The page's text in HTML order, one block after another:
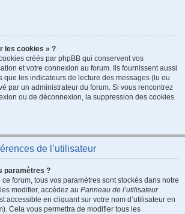
les cookies » ?
créés par phpBB qui conservent vos
et votre connexion au forum. Ils fournissent aussi
que les indicateurs de lecture des messages (lu ou
par un administrateur du forum. Si vous rencontrez
ou de déconnexion, la suppression des cookies
de l’utilisateur
paramètres ?
forum, tous vos paramètres sont stockés dans notre
modifier, accédez au Panneau de l’utilisateur
accessible en cliquant sur votre nom d’utilisateur en
Cela vous permettra de modifier tous les